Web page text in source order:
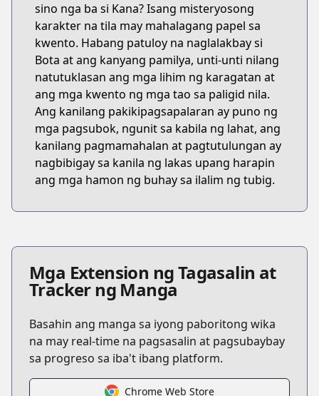
sino nga ba si Kana? Isang misteryosong
karakter na tila may mahalagang papel sa
kwento. Habang patuloy na naglalakbay si
Bota at ang kanyang pamilya, unti-unti nilang
natutuklasan ang mga lihim ng karagatan at
ang mga kwento ng mga tao sa paligid nila.
Ang kanilang pakikipagsapalaran ay puno ng
mga pagsubok, ngunit sa kabila ng lahat, ang
kanilang pagmamahalan at pagtutulungan ay
nagbibigay sa kanila ng lakas upang harapin
ang mga hamon ng buhay sa ilalim ng tubig.
Mga Extension ng Tagasalin at
Tracker ng Manga
Basahin ang manga sa iyong paboritong wika
na may real-time na pagsasalin at pagsubaybay
sa progreso sa iba't ibang platform.
Chrome Web Store